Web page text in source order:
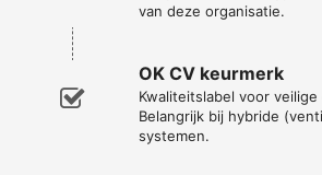
van deze organisatie.
OK CV keurmerk
Kwaliteitslabel voor
Belangrijk bij hybride
systemen.